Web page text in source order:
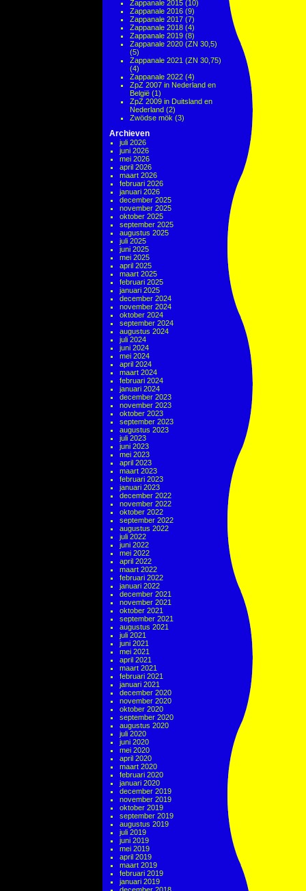
Zappanale 2015 (10)
Zappanale 2016 (9)
Zappanale 2017 (7)
Zappanale 2018 (4)
Zappanale 2019 (8)
Zappanale 2020 (ZN 30,5)
(5)
Zappanale 2021 (ZN 30,75)
(4)
Zappanale 2022 (4)
ZpZ 2007 in Nederland en
België (1)
ZpZ 2009 in Duitsland en
Nederland (2)
Zwödse mök (3)
Archieven
juli 2026
juni 2026
mei 2026
april 2026
maart 2026
februari 2026
januari 2026
december 2025
november 2025
oktober 2025
september 2025
augustus 2025
juli 2025
juni 2025
mei 2025
april 2025
maart 2025
februari 2025
januari 2025
december 2024
november 2024
oktober 2024
september 2024
augustus 2024
juli 2024
juni 2024
mei 2024
april 2024
maart 2024
februari 2024
januari 2024
december 2023
november 2023
oktober 2023
september 2023
augustus 2023
juli 2023
juni 2023
mei 2023
april 2023
maart 2023
februari 2023
januari 2023
december 2022
november 2022
oktober 2022
september 2022
augustus 2022
juli 2022
juni 2022
mei 2022
april 2022
maart 2022
februari 2022
januari 2022
december 2021
november 2021
oktober 2021
september 2021
augustus 2021
juli 2021
juni 2021
mei 2021
april 2021
maart 2021
februari 2021
januari 2021
december 2020
november 2020
oktober 2020
september 2020
augustus 2020
juli 2020
juni 2020
mei 2020
april 2020
maart 2020
februari 2020
januari 2020
december 2019
november 2019
oktober 2019
september 2019
augustus 2019
juli 2019
juni 2019
mei 2019
april 2019
maart 2019
februari 2019
januari 2019